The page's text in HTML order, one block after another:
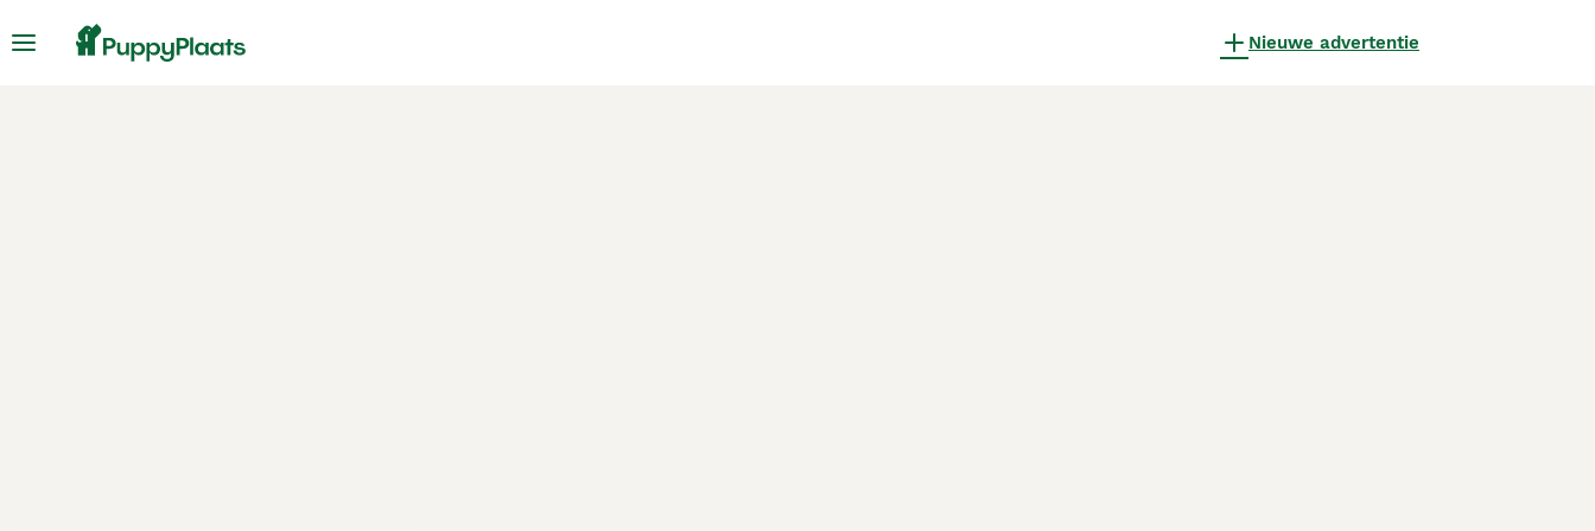
Nieuwe advertentie